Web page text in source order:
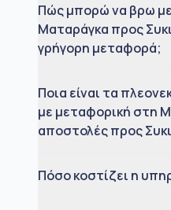
Πώς μπορώ να βρω
Ματαράγκα προς
γρήγορη μεταφορά;
Ποια είναι τα
με μεταφορική στη
αποστολές προς
Πόσο κοστίζει η